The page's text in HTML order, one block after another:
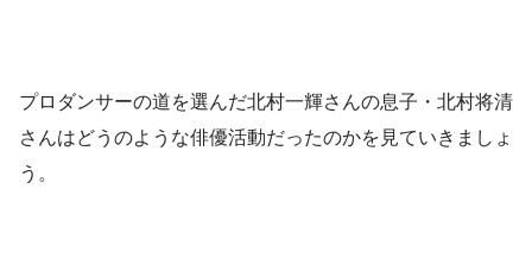
プロダンサーの道を選んだ北村一輝さんの息子・北村将清
さんはどうのような俳優活動だったのかを見ていきましょ
う。